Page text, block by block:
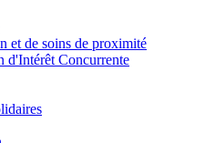
et de soins de proximité
d'Intérêt Concurrente